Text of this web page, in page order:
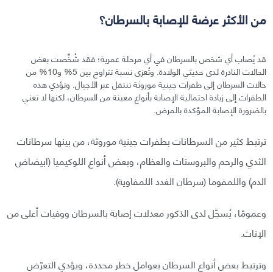
من الأكثر عرضة للإصابة بالسرطان؟
قد يُصاب أي شخص بالسرطان في أي مرحلة عمرية؛ فقد شُخِّصت بعض
الحالات النادرة لدى حديثي الولادة. وتُعزى نسبة تتراوح بين 5% و10% من
حالات السرطان إلى طفرات جينية موروثة تنتقل عبر الأجيال. وتؤدي هذه
الطفرات إلى زيادة احتمالية الإصابة بأنواع معينة من السرطان، لكنها لا تعني
بالضرورة الإصابة المؤكدة بالمرض.
ترتبط كثير من السرطانات بطفرات جينية موروثة، من بينها سرطانات
الثدي والرحم والبروستات والعظام، وبعض أنواع اللوكيميا (ابيضاض
الدم) واللمفوما (سرطان الغدد اللمفاوية).
وعمومًا، يُسجَّل لدى الذكور معدلات إصابة بالسرطان ووفيات أعلى من
الإناث.
وترتبط بعض أنواع السرطان بعوامل خطر محددة، ويؤدي التعرّض